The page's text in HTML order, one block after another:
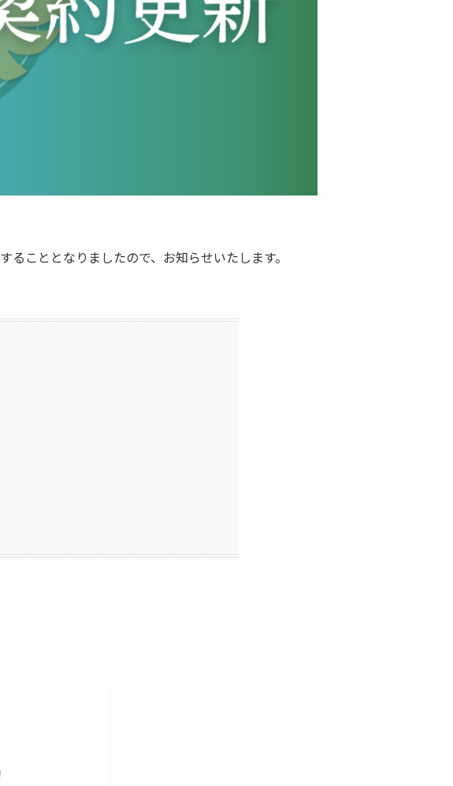
ることとなりましたので、お知らせいたします。